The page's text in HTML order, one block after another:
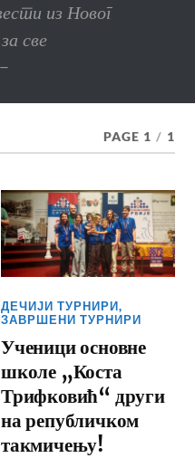
из Новог
све
PAGE 1 / 1
ДЕЧИЈИ ТУРНИРИ,
ЗАВРШЕНИ ТУРНИРИ
Ученици основне
школе „Коста
Трифковић“ други
на републичком
такмичењу!